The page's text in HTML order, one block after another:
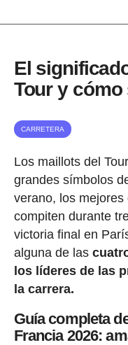
El
Tour y cómo
CARRETERA
Los maillots del
grandes símbolos
verano, los
compiten durante
victoria final en
alguna de las
los líderes de las
la carrera.
Guía completa
Francia 2026: